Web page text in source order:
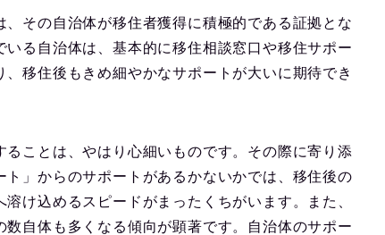
、その自治体が移住者獲得に積極的である証拠とな
る自治体は、基本的に移住相談窓口や移住サポー
、移住後もきめ細やかなサポートが大いに期待でき
ことは、やはり心細いものです。その際に寄り添
」からのサポートがあるかないかでは、移住後の
け込めるスピードがまったくちがいます。また、
数自体も多くなる傾向が顕著です。自治体のサポー